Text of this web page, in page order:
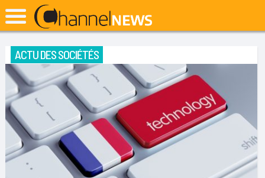
ACTU DES SOCIÉTÉS